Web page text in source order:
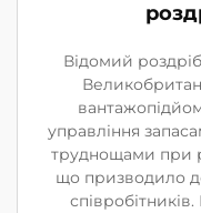
Відомий
управління
труднощами при
що призводило